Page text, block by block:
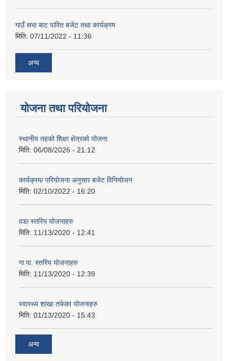
गाउँ सभा बाट पारित बजेट तथा कार्यक्रम
मिति: 07/11/2022 - 11:36
अन्य
योजना तथा परियोजना
स्थानीय तहको शिक्षा क्षेत्रको योजना
मिति: 06/08/2026 - 21:12
कार्यक्रम/ परियोजना अनुसार बजेट विनियोजन
मिति: 02/10/2022 - 16:20
वडा स्तरिय योजनाहरु
मिति: 11/13/2020 - 12:41
गा.पा. स्तरिय योजनाहरु
मिति: 11/13/2020 - 12:39
स्वास्थ्य शाखा तर्फका योजनाहरु
मिति: 01/13/2020 - 15:43
अन्य